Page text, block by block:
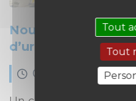
Nouveau succès
d’urbanisme
03 2021
Tout
Tout